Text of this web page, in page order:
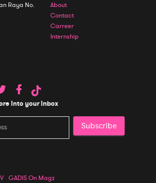
Raya No.
About
Contact
Carreer
Internship
into your inbox
Subscribe
GADIS On Magz